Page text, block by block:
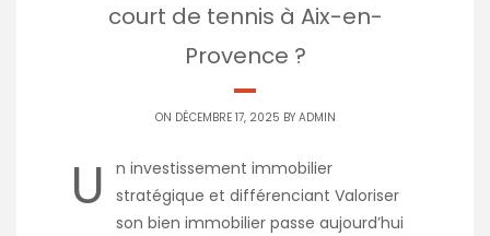
court de tennis à Aix-en-
Provence ?
ON DÉCEMBRE 17, 2025 BY ADMIN
U
n investissement immobilier
stratégique et différenciant Valoriser
son bien immobilier passe aujourd’hui